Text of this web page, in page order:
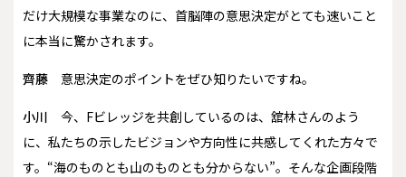
だけ大規模な事業なのに、首脳陣の意思決定がとても速いこと
に本当に驚かされます。
齊藤 意思決定のポイントをぜひ知りたいですね。
小川
今、Fビレッジを共創しているのは、舘林さんのよう
に、私たちの示したビジョンや方向性に共感してくれた方々で
す。“海のものとも山のものとも分からない”。そんな企画段階